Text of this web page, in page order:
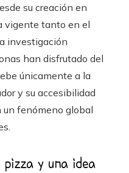
su creación en
vigente tanto en el
investigación
han disfrutado del
únicamente a la
y su accesibilidad
fenómeno global
y una idea